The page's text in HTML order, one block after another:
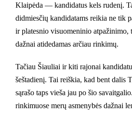
Klaipėda — kandidatus kels rudenį.
didmiesčių kandidatams reikia ne tik
ir platesnio visuomeninio atpažinimo,
dažnai atidedamas arčiau rinkimų.
Tačiau Šiauliai ir kiti rajonai
šeštadienį. Tai reiškia, kad bent dalis
sąrašo taps vieša jau po šio
rinkimuose merų asmenybės dažnai